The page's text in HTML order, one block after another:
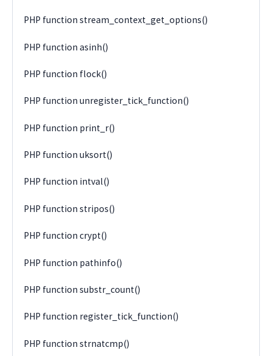
PHP function stream_context_get_options()
PHP function asinh()
PHP function flock()
PHP function unregister_tick_function()
PHP function print_r()
PHP function uksort()
PHP function intval()
PHP function stripos()
PHP function crypt()
PHP function pathinfo()
PHP function substr_count()
PHP function register_tick_function()
PHP function strnatcmp()